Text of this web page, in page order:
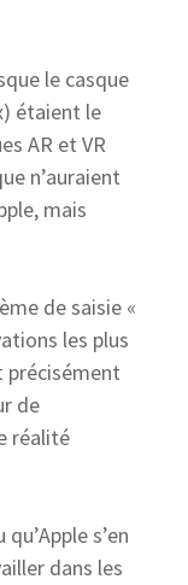
le casque
étaient le
AR et VR
n’auraient
mais
de saisie «
les plus
précisément
de
réalité
s’en
dans les